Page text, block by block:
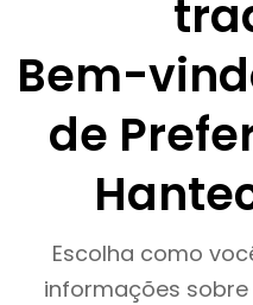
Bem-
de
Escolha como
informações